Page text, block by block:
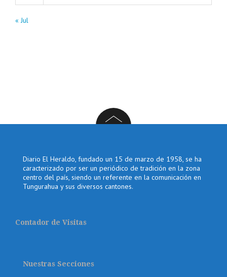
« Jul
Diario El Heraldo, fundado un 15 de marzo de 1958, se ha
caracterizado por ser un periódico de tradición en la zona
centro del país, siendo un referente en la comunicación en
Tungurahua y sus diversos cantones.
Contador de Visitas
Nuestras Secciones